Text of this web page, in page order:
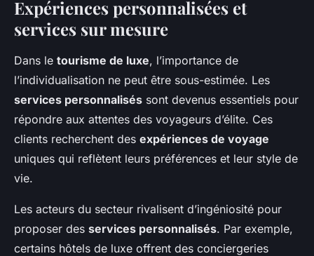
Expériences personnalisées et
services sur mesure
Dans le tourisme de luxe, l’importance de
l’individualisation ne peut être sous-estimée. Les
services personnalisés sont devenus essentiels pour
répondre aux attentes des voyageurs d’élite. Ces
clients recherchent des expériences de voyage
uniques qui reflètent leurs préférences et leur style de
vie.
Les acteurs du secteur rivalisent d’ingéniosité pour
proposer des services personnalisés. Par exemple,
certains hôtels de luxe offrent des conciergeries